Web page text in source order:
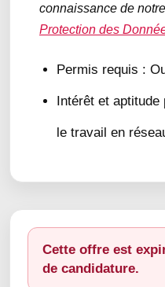
connaissance de notre
Protection des
Permis requis :
Intérêt et aptitude
le travail en
Cette offre est
de candidature.